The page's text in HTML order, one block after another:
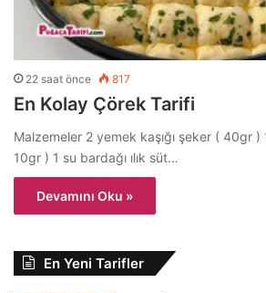
22 saat önce 817
En Kolay Çörek Tarifi
Malzemeler 2 yemek kaşığı şeker ( 40gr
10gr ) 1 su bardağı ılık süt…
Devamını Oku »
En Yeni Tarifler